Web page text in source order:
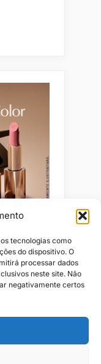
tecnologias como
do dispositivo. O
processar dados
neste site. Não
negativamente certos